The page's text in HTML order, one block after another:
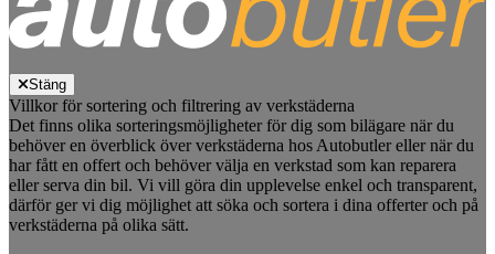
Stäng
Villkor för sortering och filtrering av verkstäderna
Det finns olika sorteringsmöjligheter för dig som bilägare när du
behöver en överblick över verkstäderna hos Autobutler eller när du
har fått en offert och behöver välja en verkstad som kan reparera
eller serva din bil. Vi vill göra din upplevelse enkel och transparent,
därför ger vi dig möjlighet att söka och sortera i dina offerter och på
verkstäderna på olika sätt.